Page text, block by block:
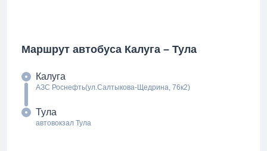
Маршрут автобуса Калуга – Тула
Калуга
АЗС Роснефть(ул.Салтыкова-Щедрина, 76к2)
Тула
автовокзал Тула